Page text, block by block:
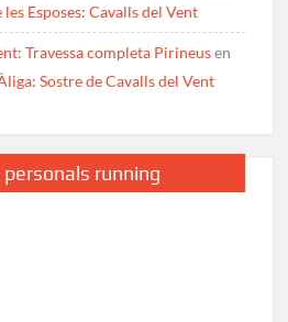
Esposes: Cavalls del Vent
Travessa completa Pirineusen
Sostre de Cavalls del Vent
running